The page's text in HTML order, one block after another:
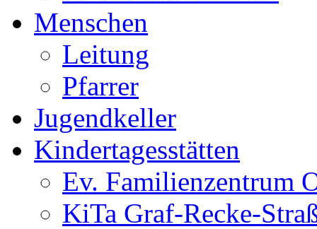
Menschen
Leitung
Pfarrer
Jugendkeller
Kindertagesstätten
Ev. Familienzentrum
KiTa Graf-Recke-